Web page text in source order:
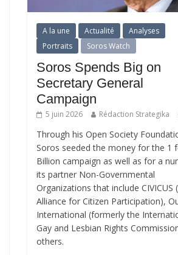
A la une Actualité
Analyses
Portraits
Soros Watch
Soros Spends Big on
Secretary General
Campaign
5 juin 2026 Rédaction Strategika
Through his Open Society
Soros seeded the money for the 1
Billion campaign as well as for a
its partner Non-Governmental
Organizations that include CIVICUS
Alliance for Citizen Participation),
International (formerly the
Gay and Lesbian Rights
others.